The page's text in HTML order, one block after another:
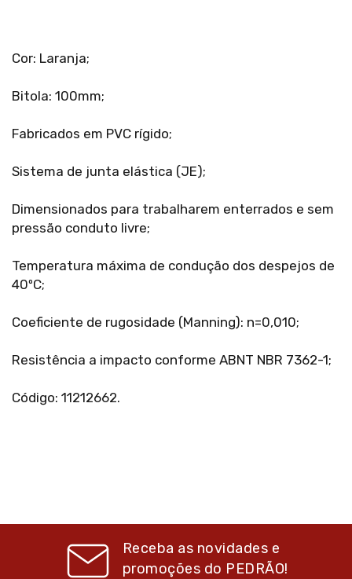
Cor: Laranja;
Bitola: 100mm;
Fabricados em PVC rígido;
Sistema de junta elástica (JE);
Dimensionados para trabalharem enterrados e sem
pressão conduto livre;
Temperatura máxima de condução dos despejos de
40ºC;
Coeficiente de rugosidade (Manning): n=0,010;
Resistência a impacto conforme ABNT NBR 7362-1;
Código: 11212662.
Receba as novidades e
promoções do PEDRÃO!